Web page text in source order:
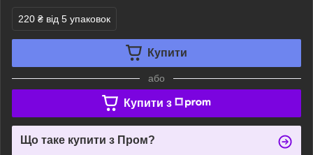
220 ₴ від 5 упаковок
Купити
або
Купити з
Що таке купити з Пром?